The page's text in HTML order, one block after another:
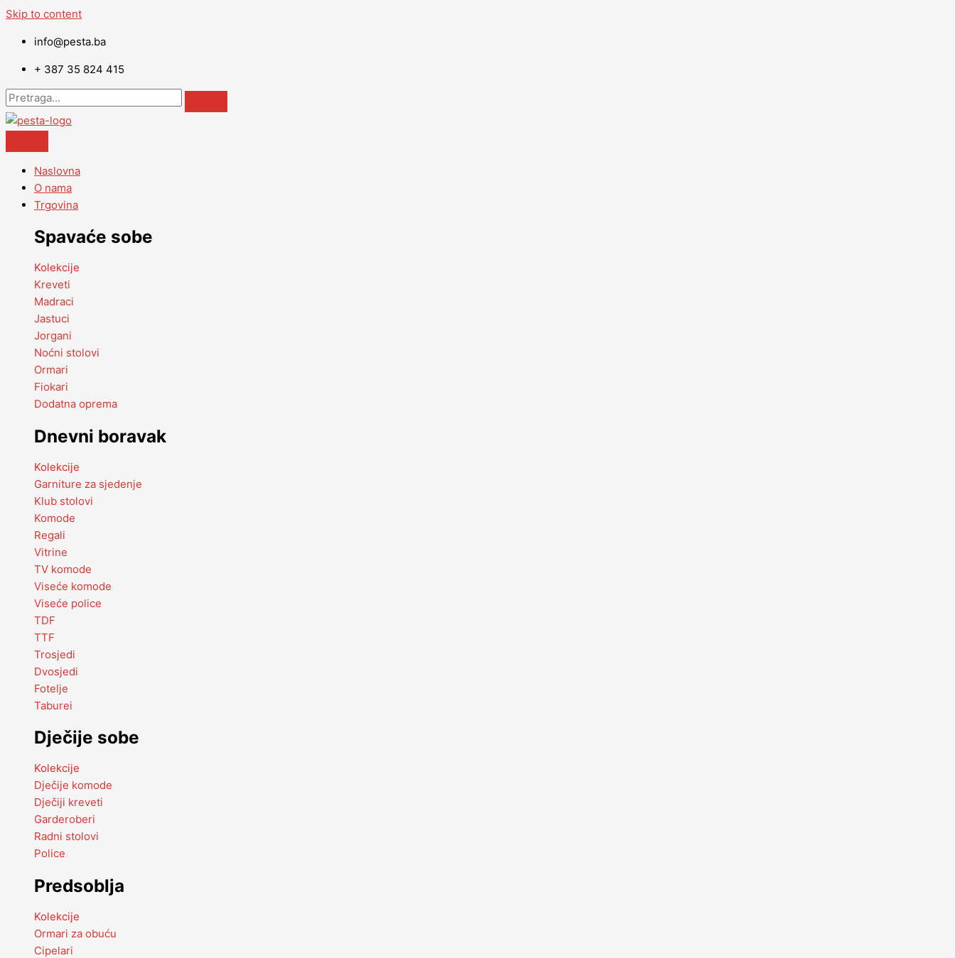
Skip to content
info@pesta.ba
+ 387 35 824 415
Naslovna
O nama
Trgovina
Spavaće sobe
Kolekcije
Kreveti
Madraci
Jastuci
Jorgani
Noćni stolovi
Ormari
Fiokari
Dodatna oprema
Dnevni boravak
Kolekcije
Garniture za sjedenje
Klub stolovi
Komode
Regali
Vitrine
TV komode
Viseće komode
Viseće police
TDF
TTF
Trosjedi
Dvosjedi
Fotelje
Taburei
Dječije sobe
Kolekcije
Dječije komode
Dječiji kreveti
Garderoberi
Radni stolovi
Police
Predsoblja
Kolekcije
Ormari za obuću
Cipelari